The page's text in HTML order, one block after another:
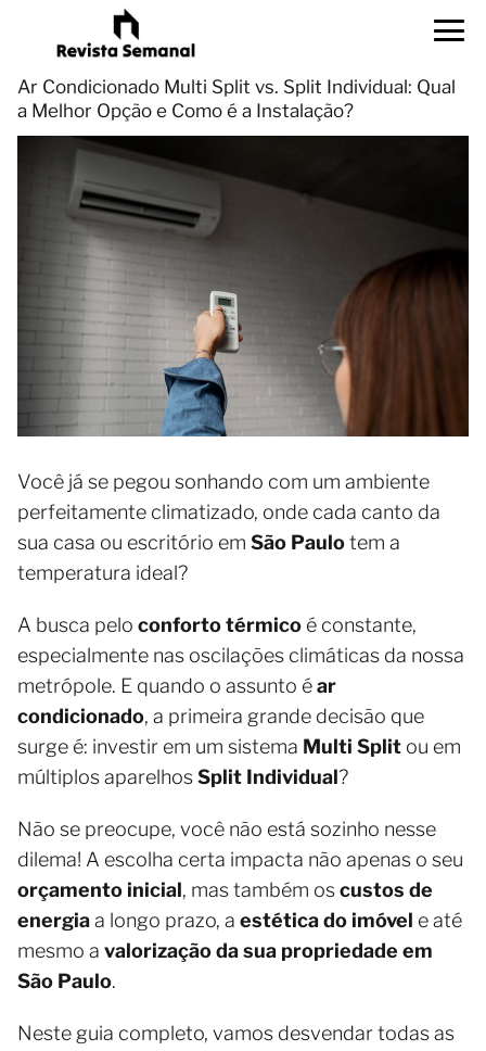
Ar Condicionado Multi Split vs. Split Individual: Qual
a Melhor Opção e Como é a Instalação?
Você já se pegou sonhando com um ambiente
perfeitamente climatizado, onde cada canto da
sua casa ou escritório em São Paulotem a
temperatura ideal?
A busca pelo conforto térmico é constante,
especialmente nas oscilações climáticas da nossa
metrópole. E quando o assunto éar
condicionado, a primeira grande decisão que
surge é: investir em um sistema Multi Split ou em
múltiplos aparelhosSplit Individual?
Não se preocupe, você não está sozinho nesse
dilema! A escolha certa impacta não apenas o seu
orçamento inicial, mas também oscustos de
energiaa longo prazo, a estética do imóvel e até
mesmo a valorização da sua propriedade em
São Paulo.
Neste guia completo, vamos desvendar todas as